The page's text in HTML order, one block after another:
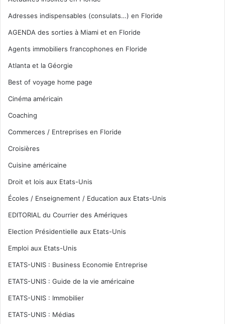
Adresses indispensables (consulats…) en Floride
AGENDA des sorties à Miami et en Floride
Agents immobiliers francophones en Floride
Atlanta et la Géorgie
Best of voyage home page
Cinéma américain
Coaching
Commerces / Entreprises en Floride
Croisières
Cuisine américaine
Droit et lois aux Etats-Unis
Écoles / Enseignement / Education aux Etats-Unis
EDITORIAL du Courrier des Amériques
Election Présidentielle aux Etats-Unis
Emploi aux Etats-Unis
ETATS-UNIS : Business Economie Entreprise
ETATS-UNIS : Guide de la vie américaine
ETATS-UNIS : Immobilier
ETATS-UNIS : Médias